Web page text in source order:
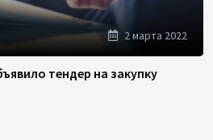
2 марта 2022
тендер на закупку